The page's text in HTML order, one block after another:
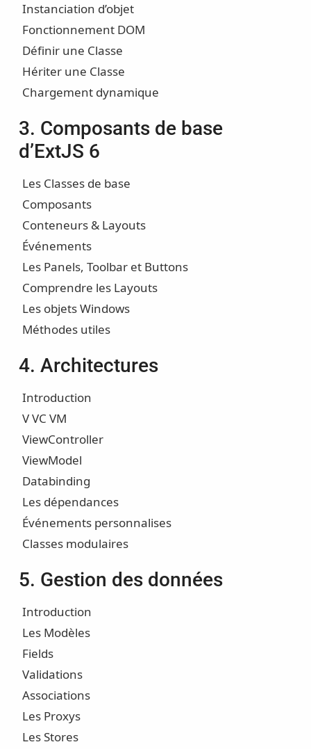
Instanciation d’objet
Fonctionnement DOM
Définir une Classe
Hériter une Classe
Chargement dynamique
3. Composants de base
d’ExtJS 6
Les Classes de base
Composants
Conteneurs & Layouts
Événements
Les Panels, Toolbar et Buttons
Comprendre les Layouts
Les objets Windows
Méthodes utiles
4. Architectures
Introduction
V VC VM
ViewController
ViewModel
Databinding
Les dépendances
Événements personnalises
Classes modulaires
5. Gestion des données
Introduction
Les Modèles
Fields
Validations
Associations
Les Proxys
Les Stores